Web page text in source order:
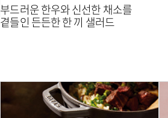
부드러운 한우와 신선한 채소를
곁들인 든든한 한 끼 샐러드